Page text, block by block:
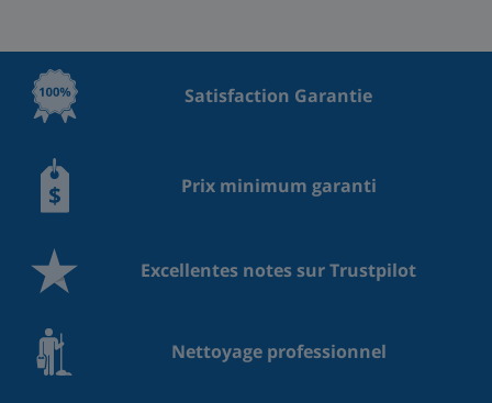
Satisfaction Garantie
Prix minimum garanti
Excellentes notes sur Trustpilot
Nettoyage professionnel